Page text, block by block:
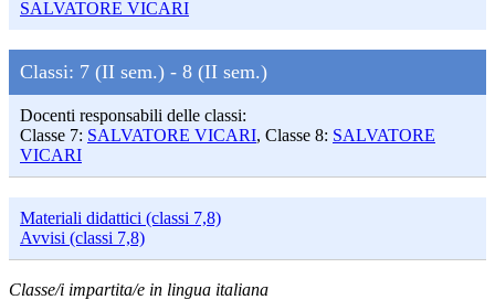
SALVATORE VICARI
Classi: 7 (II sem.) - 8 (II sem.)
Docenti responsabili delle classi:
Classe 7: SALVATORE VICARI, Classe 8: SALVATORE
VICARI
Materiali didattici (classi 7,8)
Avvisi (classi 7,8)
Classe/i impartita/e in lingua italiana